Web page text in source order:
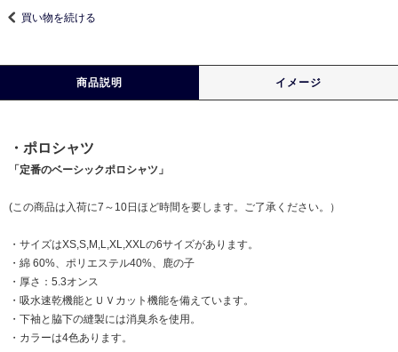
買い物を続ける
商品説明 イメージ
・ポロシャツ
「定番のベーシックポロシャツ」
(この商品は入荷に7～10日ほど時間を要します。ご了承ください。）
・サイズはXS,S,M,L,XL,XXLの6サイズがあります。
・綿 60%、ポリエステル40%、鹿の子
・厚さ：5.3オンス
・吸水速乾機能とＵＶカット機能を備えています。
・下袖と脇下の縫製には消臭糸を使用。
・カラーは4色あります。